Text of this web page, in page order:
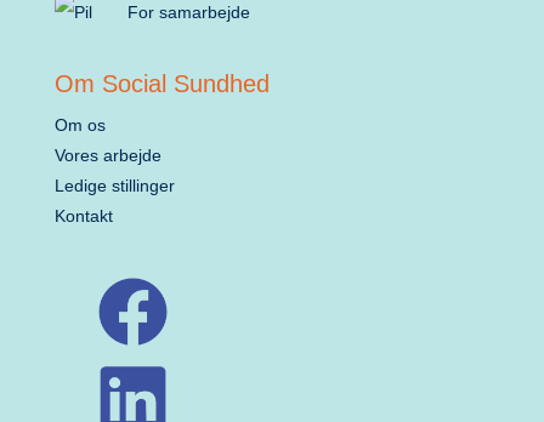
For samarbejde
Om Social Sundhed
Om os
Vores arbejde
Ledige stillinger
Kontakt